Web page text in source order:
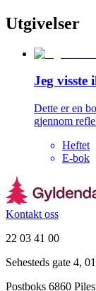
Utgivelser
Jeg visste
Dette er en
gjennom
Heftet
E-bok
Kontakt oss
22 03 41 00
Sehesteds gate 4,
Postboks 6860